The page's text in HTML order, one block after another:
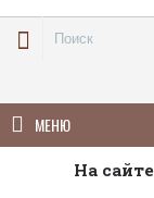
МЕНЮ
На